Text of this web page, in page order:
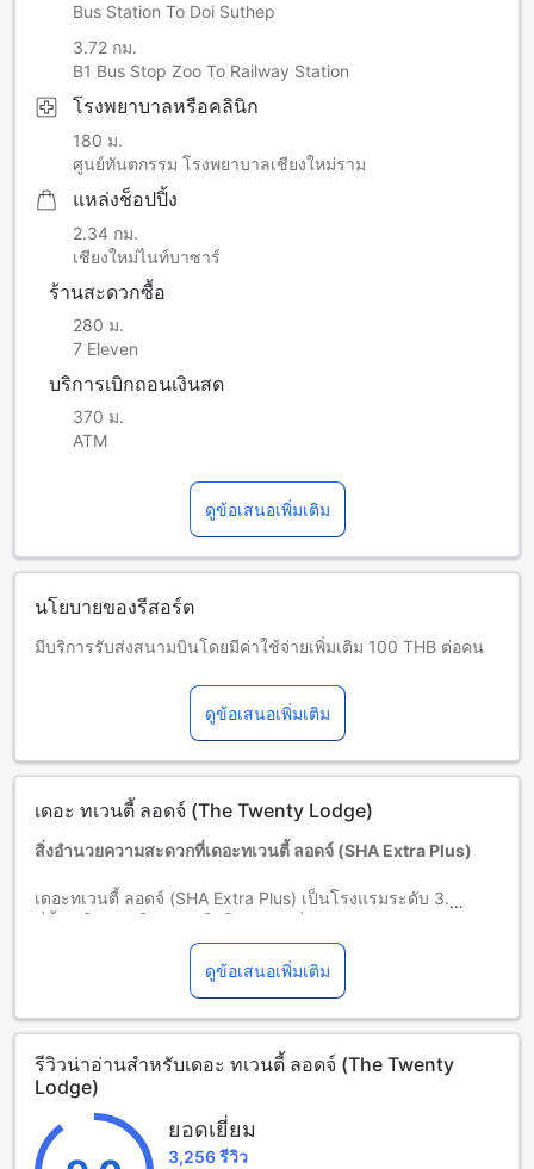
Bus Station To Doi Suthep
3.72 กม.
B1 Bus Stop Zoo To Railway Station
โรงพยาบาลหรือคลินิก
180 ม.
ศูนย์ทันตกรรม โรงพยาบาลเชียงใหม่ราม
แหล่งช็อปปิ้ง
2.34 กม.
เชียงใหม่ไนท์บาซาร์
ร้านสะดวกซื้อ
280 ม.
7 Eleven
บริการเบิกถอนเงินสด
370 ม.
ATM
ดูข้อเสนอเพิ่มเติม
นโยบายของรีสอร์ต
มีบริการรับส่งสนามบินโดยมีค่าใช้จ่ายเพิ่มเติม 100 THB ต่อคน
ที่พักมีกาแฟจากโครงการหลวงบริการผู้เข้าพักฟรีตลอดทั้งวัน
เด็กทารกอายุ 0-2 ปี (รวมอายุ 2 ปี)
พักฟรี หากใช้เตียงที่มีอยู่ หมายเหตุ: หากต้องการใช้เตียงเด็ก อาจ
เด็กอายุ 3-4 ปี (รวมอายุ 4 ปี)
พักฟรีหากใช้เตียงที่มีอยู่แล้ว
ผู้เข้าพักอายุ 5 ปีขึ้นไปถือเป็นผู้ใหญ่
บริการเตียงเสริมขึ้นอยู่กับประเภทห้องที่เลือก กรุณาตรวจสอบ
จำนวนผู้เข้าพักที่กำหนดในแต่ละห้องสำหรับข้อมูลเพิ่มเติม
นโยบายที่แตกต่างหรือเงื่อนไขเพิ่มเติม
ดูข้อเสนอเพิ่มเติม
เดอะ ทเวนตี้ ลอดจ์ (The Twenty Lodge)
สิ่งอำนวยความสะดวกที่เดอะทเวนตี้ ลอดจ์ (SHA Extra Plus)
เดอะทเวนตี้ ลอดจ์ (SHA Extra Plus) เป็นโรงแรมระดับ 3.5 ดาว
ที่จะทำให้คุณรู้สึกสะดวกสบายตลอดการเข้าพัก ซึ่งรวมถึง ตู้เซฟ,
บริการรับส่งสนามบิน, โปรแกรมทัวร์, เครื่องปรับอากาศ, เสื้อผ้า
คลุมอาบน้ำ, เครื่องเป่าผม, โทรทัศน์, มินิบาร์, รับชมช่อง
ดาวเทียม/เคเบิลทีวี, การนวด, สระว่ายน้ำกลางแจ้ง, อินเทอร์เน็ต
ไร้สายในพื้นที่สาธารณะ, ที่จอดรถ, พื้นที่สูบบุหรี่, ตู้เย็น,
อินเทอร์เน็ตไร้สายในห้องพักทุกห้อง, บริการเช่ารถ, การเก็บ
สัมภาระกระเป๋าเดินทาง, บริการแท็กซี่, บริการจองตั๋ว, อาหาร
เช้าแบบบุฟเฟ่ต์, ที่จอดรถฟรี
สนุกสนานกับสิ่งอำนวยความสะดวกในเดอะทเวนตี้ ลอดจ์ (SHA
ดูข้อเสนอเพิ่มเติม
รีวิวน่าอ่านสำหรับเดอะ ทเวนตี้ ลอดจ์ (The Twenty
Lodge)
ยอดเยี่ยม
3,256 รีวิว